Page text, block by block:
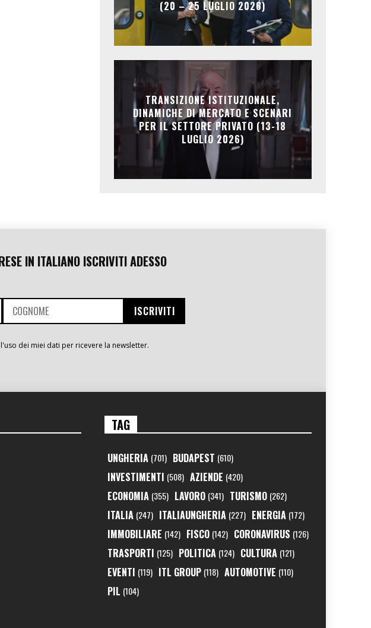
(20 – 25 LUGLIO 2026)
TRANSIZIONE ISTITUZIONALE,
DINAMICHE DI MERCATO E SCENARI
PER IL SETTORE PRIVATO (13-18
LUGLIO 2026)
IN ITALIANO ISCRIVITI ADESSO
dei miei dati per ricevere la newsletter.
TAG
UNGHERIA (701) BUDAPEST (610)
INVESTIMENTI (508) AZIENDE (420)
ECONOMIA (355) LAVORO (341) TURISMO (262)
ITALIA (247) ITALIAUNGHERIA (227) ENERGIA (172)
IMMOBILIARE (142) FISCO (142) CORONAVIRUS (126)
TRASPORTI (125) POLITICA (124) CULTURA (121)
EVENTI (119) ITL GROUP (118) AUTOMOTIVE (110)
PIL (104)